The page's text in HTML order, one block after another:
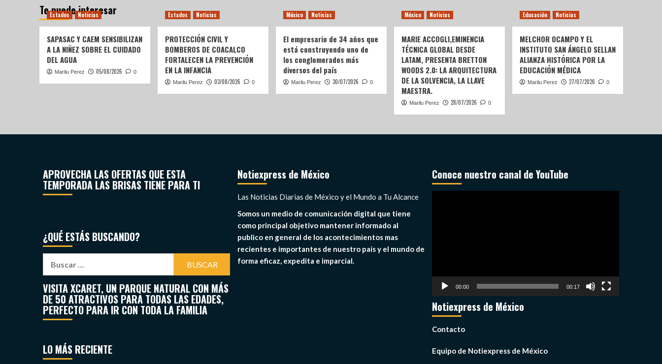
Te puede interesar
Estados Noticias
SAPASAC Y CAEM SENSIBILIZAN
A LA NIÑEZ SOBRE EL CUIDADO
DEL AGUA
Marilu Perez 05/08/2026 0
Estados Noticias
PROTECCIÓN CIVIL Y
BOMBEROS DE COACALCO
FORTALECEN LA PREVENCIÓN
EN LA INFANCIA
Marilu Perez 03/08/2026 0
México Noticias
El empresario de 34 años que
está construyendo uno de
los conglomerados más
diversos del país
Marilu Perez 30/07/2026 0
México Noticias
MARIE ACCOGLI,EMINENCIA
TÉCNICA GLOBAL DESDE
LATAM, PRESENTA BRETTON
WOODS 2.0: LA ARQUITECTURA
DE LA SOLVENCIA, LA LLAVE
MAESTRA.
Marilu Perez 28/07/2026 0
Educación Noticias
MELCHOR OCAMPO Y EL
INSTITUTO SAN ÁNGELO SELLAN
ALIANZA HISTÓRICA POR LA
EDUCACIÓN MÉDICA
Marilu Perez 27/07/2026 0
APROVECHA LAS OFERTAS QUE ESTA
TEMPORADA LAS BRISAS TIENE PARA TI
¿QUÉ ESTÁS BUSCANDO?
VISITA XCARET, UN PARQUE NATURAL CON MÁS
DE 50 ATRACTIVOS PARA TODAS LAS EDADES,
PERFECTO PARA IR CON TODA LA FAMILIA
LO MÁS RECIENTE
Notiexpress de México
Las Noticias Diarias de México y el Mundo a Tu Alcance
Somos un medio de comunicación digital que tiene
como principal objetivo mantener informado al
publico en general de los acontecimientos mas
recientes e importantes de nuestro país y el mundo de
forma eficaz, expedita e imparcial.
Conoce nuestro canal de YouTube
00:00 00:17
Notiexpress de México
Contacto
Equipo de Notiexpress de México